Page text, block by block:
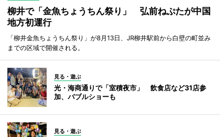
柳井で「金魚ちょうちん祭り」 弘前ねぷたが中国
地方初運行
「柳井金魚ちょうちん祭り」が8月13日、JR柳井駅前から白壁の町並み
までの区域で開催される。
見る・遊ぶ
光・海商通りで「室積夜市」 飲食店など31店参
加、バブルショーも
見る・遊ぶ